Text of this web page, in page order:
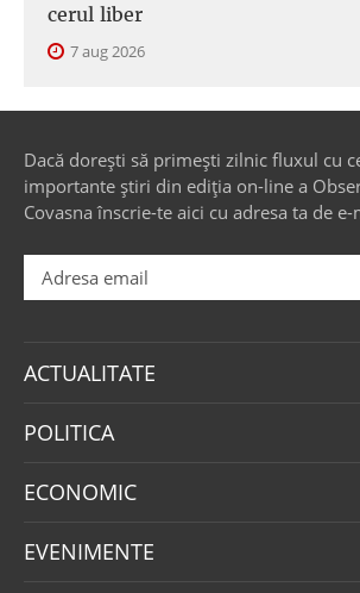
cerul liber
7 aug 2026
Dacă dorești să primești zilnic fluxul cu
importante știri din ediția on-line a
Covasna înscrie-te aici cu adresa ta de e-
ACTUALITATE
POLITICA
ECONOMIC
EVENIMENTE